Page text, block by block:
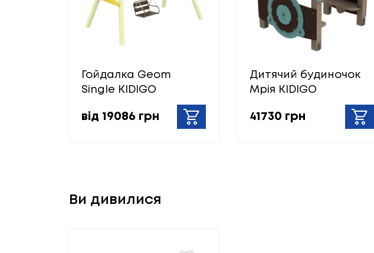
Гойдалка Geom
Single KIDIGO
від 19086 грн
Дитячий будиночок
Мрія KIDIGO
41730 грн
Ви дивилися